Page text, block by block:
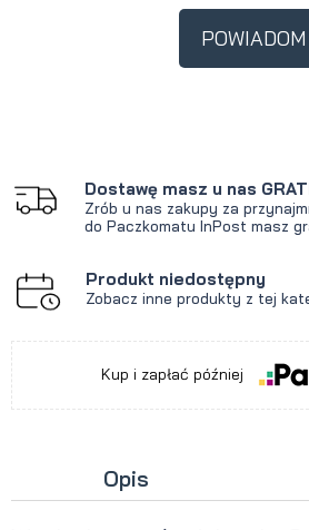
Dostawę masz u nas
Zrób u nas zakupy za
do Paczkomatu InPost masz
Produkt niedostępny
Zobacz inne produkty z tej
Kup i zapłać później
Opis